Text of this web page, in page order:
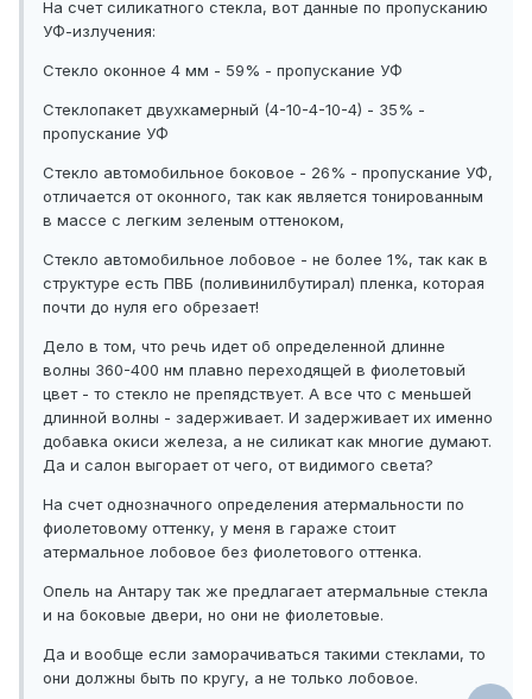
На счет силикатного стекла, вот данные по пропусканию
УФ-излучения:
Стекло оконное 4 мм - 59% - пропускание УФ
Стеклопакет двухкамерный (4-10-4-10-4) - 35% -
пропускание УФ
Стекло автомобильное боковое - 26% - пропускание УФ,
отличается от оконного, так как является тонированным
в массе с легким зеленым оттеноком,
Стекло автомобильное лобовое - не более 1%, так как в
структуре есть ПВБ (поливинилбутирал) пленка, которая
почти до нуля его обрезает!
Дело в том, что речь идет об определенной длинне
волны 360-400 нм плавно переходящей в фиолетовый
цвет - то стекло не препядствует. А все что с меньшей
длинной волны - задерживает. И задерживает их именно
добавка окиси железа, а не силикат как многие думают.
Да и салон выгорает от чего, от видимого света?
На счет однозначного определения атермальности по
фиолетовому оттенку, у меня в гараже стоит
атермальное лобовое без фиолетового оттенка.
Опель на Антару так же предлагает атермальные стекла
и на боковые двери, но они не фиолетовые.
Да и вообще если заморачиваться такими стеклами, то
они должны быть по кругу, а не только лобовое.